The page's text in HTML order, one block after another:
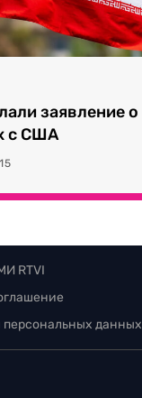
заявление о
с США
RTVI
персональных данных